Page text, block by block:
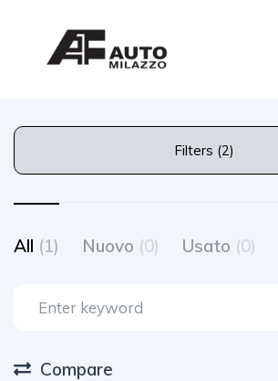
Filters (2)
All (1) Nuovo (0) Usato (0)
Compare